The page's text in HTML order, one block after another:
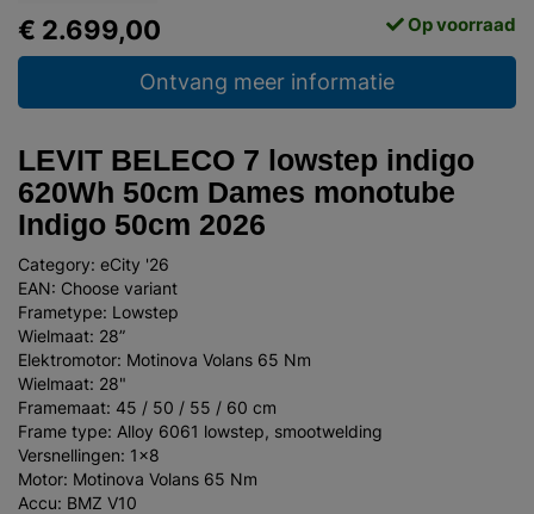
€ 2.699,00 Op voorraad
Ontvang meer informatie
LEVIT BELECO 7 lowstep indigo
620Wh 50cm Dames monotube
Indigo 50cm 2026
Category: eCity '26
EAN: Choose variant
Frametype: Lowstep
Wielmaat: 28”
Elektromotor: Motinova Volans 65 Nm
Wielmaat: 28"
Framemaat: 45 / 50 / 55 / 60 cm
Frame type: Alloy 6061 lowstep, smootwelding
Versnellingen: 1x8
Motor: Motinova Volans 65 Nm
Accu: BMZ V10